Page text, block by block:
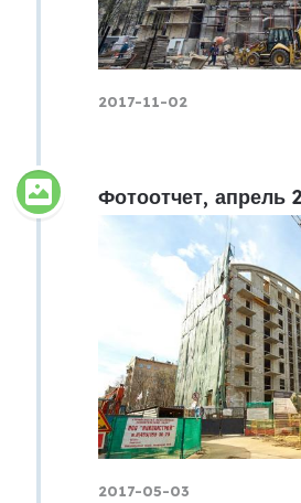
2017-11-02
Фотоотчет, апрель
2017-05-03